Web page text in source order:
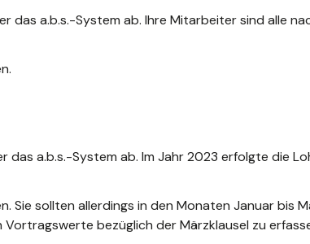
a.b.s.-System ab. Ihre Mitarbeiter sind alle
a.b.s.-System ab. Im Jahr 2023 erfolgte die
Sie sollten allerdings in den Monaten Januar bis
bezüglich der Märzklausel zu